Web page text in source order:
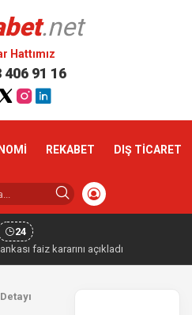
.net
Hattımız
406 91 16
REKABET DIŞ TİCARET
24
faiz kararını açıkladı